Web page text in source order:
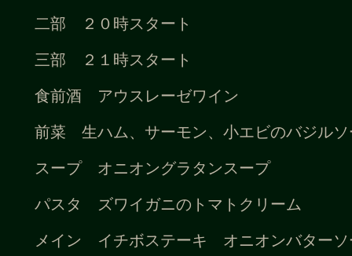
二部 ２０時スタート
三部 ２１時スタート
食前酒 アウスレーゼワイン
前菜 生ハム、サーモン、小エビのバジル
スープ オニオングラタンスープ
パスタ ズワイガニのトマトクリーム
メイン イチボステーキ オニオンバターソ